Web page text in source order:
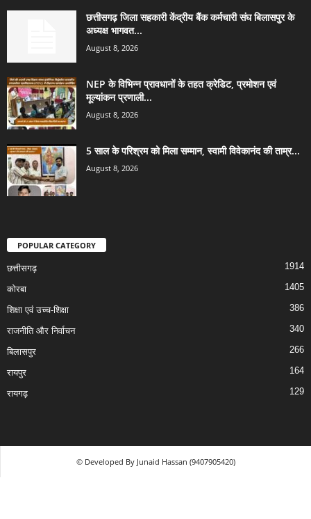
छत्तीसगढ़ जिला सहकारी केंद्रीय बैंक कर्मचारी संघ बिलासपुर के
अध्यक्ष भागवत...
August 8, 2026
NEP के विभिन्न प्रावधानों के तहत क्रेडिट, प्रमोशन एवं
मूल्यांकन प्रणाली...
August 8, 2026
5 साल के परिश्रम को मिला सम्मान, स्वामी विवेकानंद की ताम्र...
August 8, 2026
POPULAR CATEGORY
छत्तीसगढ़ 1914
कोरबा 1405
शिक्षा एवं उच्च-शिक्षा 386
राजनीति और निर्वाचन 340
बिलासपुर 266
रायपुर 164
रायगढ़ 129
© Developed By Junaid Hassan (9407905420)